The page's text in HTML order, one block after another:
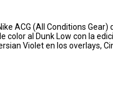
ACG (All Conditions
al Dunk Low con la
Violet en los overlays,